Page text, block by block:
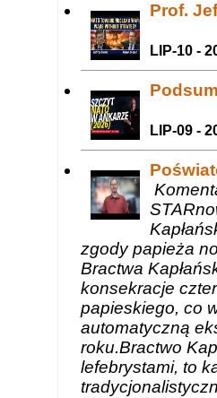
Prof.
LIP-10 -
LIP-09 -
zgody papieża
Bractwa
konsekracje
papieskiego, co
automatyczną
roku.Bractwo
lefebrystami, to